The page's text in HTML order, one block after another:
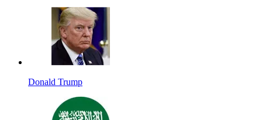
Donald Trump